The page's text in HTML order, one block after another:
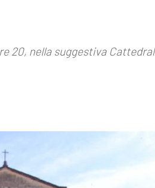
20, nella suggestiva